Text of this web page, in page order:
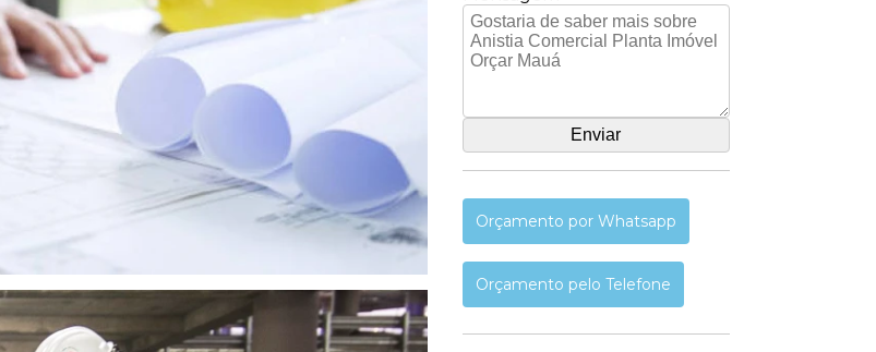
Orçamento por Whatsapp
Orçamento pelo Telefone